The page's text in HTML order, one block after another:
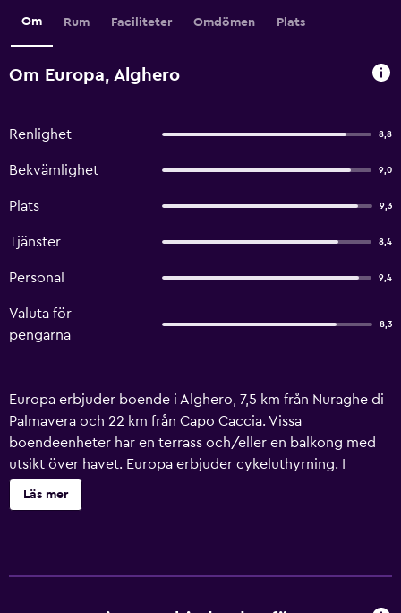
Om Rum Faciliteter Omdömen Plats
Om Europa, Alghero
Renlighet 8,8
Bekvämlighet 9,0
Plats 9,3
Tjänster 8,4
Personal 9,4
Valuta för
pengarna
8,3
Europa erbjuder boende i Alghero, 7,5 km från Nuraghe di
Palmavera och 22 km från Capo Caccia. Vissa
boendeenheter har en terrass och/eller en balkong med
utsikt över havet. Europa erbjuder cykeluthyrning. I
närheten av boendet finns populära besöksmål som
Spiaggia del Lido di Alghero, Alghero Marina och Alghero
Läs mer